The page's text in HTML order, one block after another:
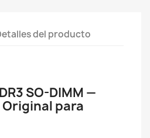
del producto
SO-DIMM —
Original para